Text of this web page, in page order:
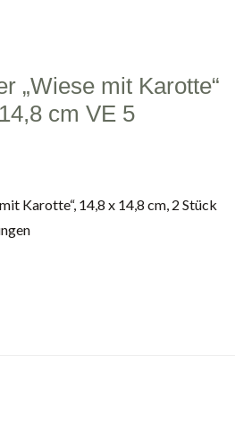
„Wiese mit Karotte“
cm VE 5
Karotte“, 14,8 x 14,8 cm, 2 Stück